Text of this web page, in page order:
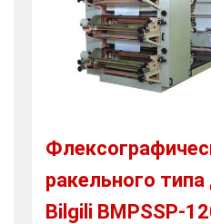
ракельного
Bilgili BMPSSP-